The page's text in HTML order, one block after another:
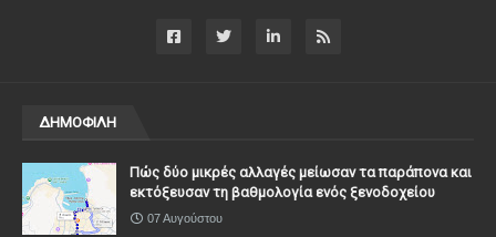
ΔΗΜΟΦΙΛΗ
Πώς δύο μικρές αλλαγές μείωσαν τα παράπονα και
εκτόξευσαν τη βαθμολογία ενός ξενοδοχείου
07 Αυγούστου